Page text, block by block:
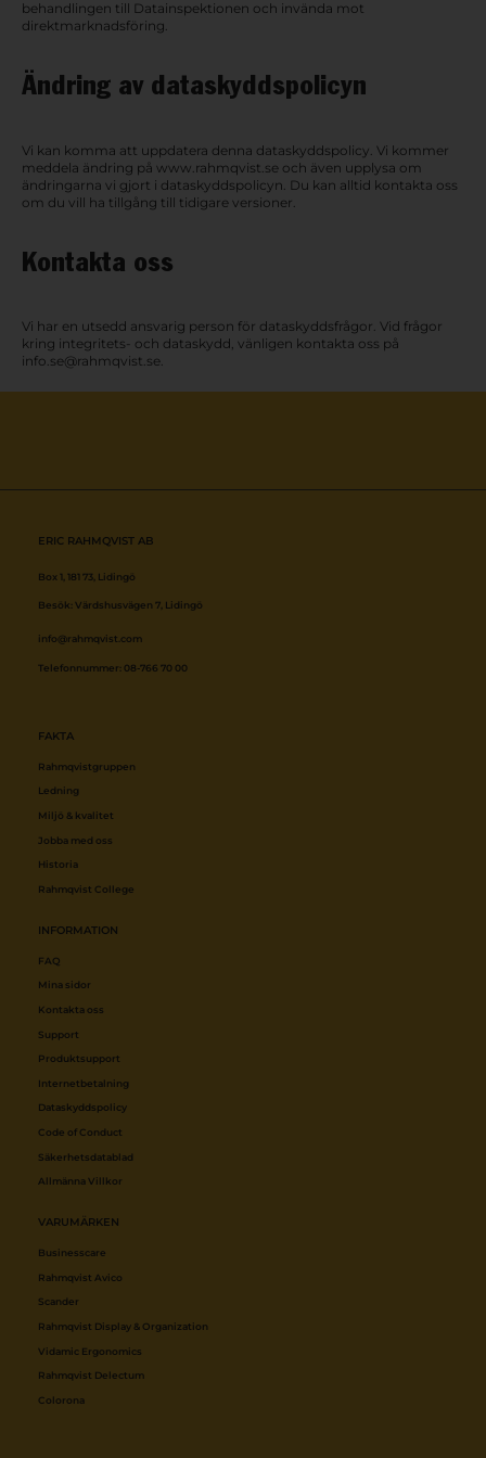
behandlingen till Datainspektionen och invända mot
direktmarknadsföring.
Ändring av dataskyddspolicyn
Vi kan komma att uppdatera denna dataskyddspolicy. Vi kommer
meddela ändring på www.rahmqvist.se och även upplysa om
ändringarna vi gjort i dataskyddspolicyn. Du kan alltid kontakta oss
om du vill ha tillgång till tidigare versioner.
Kontakta oss
Vi har en utsedd ansvarig person för dataskyddsfrågor. Vid frågor
kring integritets- och dataskydd, vänligen kontakta oss på
info.se@rahmqvist.se.
ERIC RAHMQVIST AB
info@rahmqvist.com
FAKTA
Rahmqvistgruppen
Ledning
Miljö & kvalitet
Jobba med oss
Historia
Rahmqvist College
INFORMATION
FAQ
Mina sidor
Kontakta oss
Support
Produktsupport
Internetbetalning
Dataskyddspolicy
Code of Conduct
Säkerhetsdatablad
Allmänna Villkor
VARUMÄRKEN
Businesscare
Rahmqvist Avico
Scander
Rahmqvist Display & Organization
Vidamic Ergonomics
Rahmqvist Delectum
Colorona